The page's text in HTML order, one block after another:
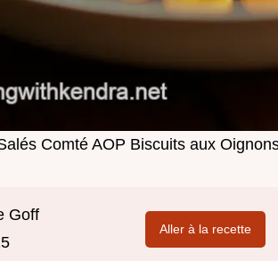
Comté AOP Biscuits aux
Goff
Aller à la recette